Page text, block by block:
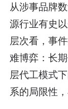
从涉事品牌
源行业有史
层次看，事
难博弈：长
层代工模式
系的局限性